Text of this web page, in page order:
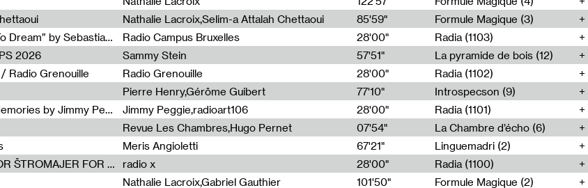
Nathalie Lacroix,Selim-a Attalah Chettaoui 85'59"
Formule Magique (3)
Radia Show #1103 : “Learning AI How To Dream” by Sebastian Dingens (Radio Campus Bruxelles) Radio Campus Bruxelles 28'00"
Radia (1103)
2026 Sammy Stein 57'51"
La pyramide de bois (12)
Radio Grenouille Radio Grenouille 28'00"
Radia (1102)
Pierre Henry,Gérôme Guibert 77'10"
Introspecson (9)
Radia Show Show #1101 : Embedded Memories by Jimmy Peggie / radioart106 Jimmy Peggie,radioart106 28'00"
Radia (1101)
Revue Les Chambres,Hugo Pernet 07'54"
La Chambre d’écho (6)
Meris Angioletti 67'21"
Linguemadri (2)
Radia Show #1100 : 74.48 DB(A) BY IGOR ŠTROMAJER FOR RADIO X radio x 28'00"
Radia (1100)
Nathalie Lacroix,Gabriel Gauthier 101'50"
Formule Magique (2)